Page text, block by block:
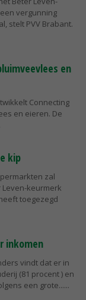
vergunning
stelt PVV Brabant.
en
Connecting
en eieren. De
kip
zal
keurmerk
toegezegd
inkomen
vindt dat er in
(81 procent ) en
een grote...